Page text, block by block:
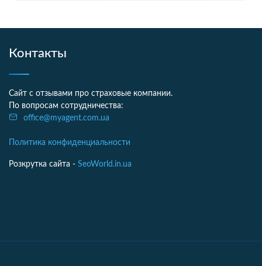
Контакты
Сайт с отзывами про страховые компании.
По вопросам сотрудничества:
office@myagent.com.ua
Политика конфиденциальности
Розкрутка сайта - SeoWorld.in.ua